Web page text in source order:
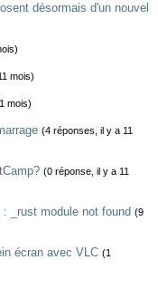
désormais d'un nouvel
mois)
mois)
(4 réponses, il y a 11
(0 réponse, il y a 11
_rust module not found (9
écran avec VLC (1